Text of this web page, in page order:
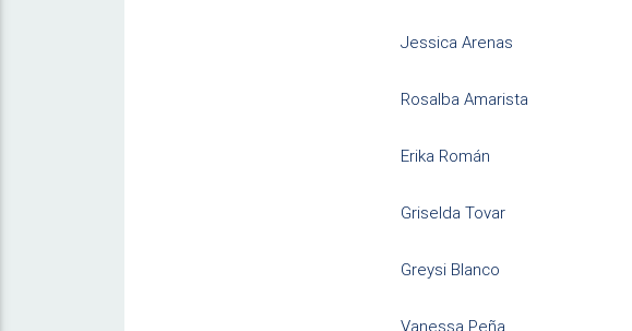
Jessica Arenas
Rosalba Amarista
Erika Román
Griselda Tovar
Greysi Blanco
Vanessa Peña